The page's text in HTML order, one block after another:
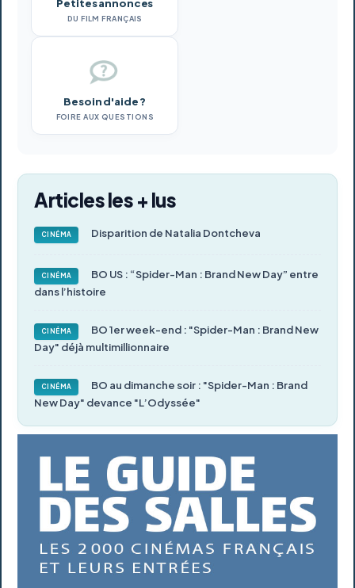
Petites annonces
DU FILM FRANÇAIS
Besoin d'aide ?
FOIRE AUX QUESTIONS
Articles les + lus
CINÉMA Disparition de Natalia Dontcheva
CINÉMA
BO US : “Spider-Man : Brand New Day” entre
dans l’histoire
CINÉMA
BO 1er week-end : "Spider-Man : Brand New
Day" déjà multimillionnaire
CINÉMA
BO au dimanche soir : "Spider-Man : Brand
New Day" devance "L’Odyssée"